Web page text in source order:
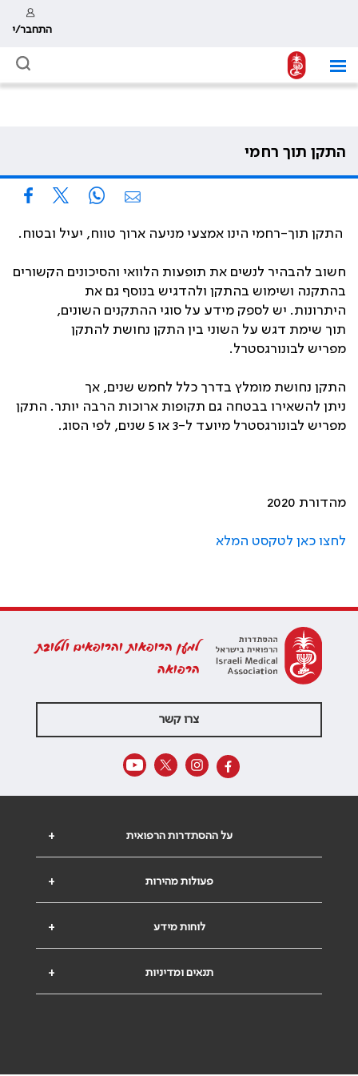
התחבר/י
התקן תוך רחמי
התקן תוך-רחמי הינו אמצעי מניעה ארוך טווח, יעיל ובטוח.
חשוב להבהיר לנשים את תופעות הלוואי והסיכונים הקשורים
בהתקנה ושימוש בהתקן ולהדגיש בנוסף גם את
היתרונות. יש לספק מידע על סוגי ההתקנים השונים,
תוך שימת דגש על השוני בין התקן נחושת להתקן
מפריש לבונורגסטרל.
התקן נחושת מומלץ בדרך כלל לחמש שנים, אך
ניתן להשאירו בבטחה גם תקופות ארוכות הרבה יותר. התקן
מפריש לבונורגסטרל מיועד ל-3 או 5 שנים, לפי הסוג.
מהדורת 2020
לחצו כאן לטקסט המלא
למען הרופאות והרופאים ולטובת
הרפואה
צרו קשר
+ על ההסתדרות הרפואית
+ פעולות מהירות
+ לוחות מידע
+ תנאים ומדיניות